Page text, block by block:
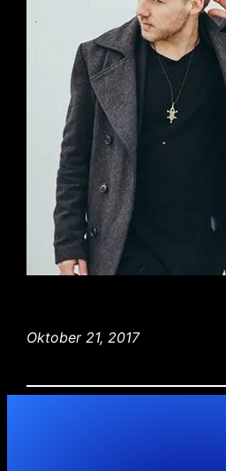
Oktober 21, 2017